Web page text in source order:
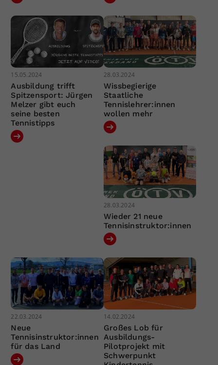
15.05.2024
Ausbildung trifft
Spitzensport: Jürgen
Melzer gibt euch
seine besten
Tennistipps
28.03.2024
Wissbegierige
Staatliche
Tennislehrer:innen
wollen mehr
28.03.2024
Wieder 21 neue
Tennisinstruktor:innen
22.03.2024
Neue
Tennisinstruktor:innen
für das Land
14.02.2024
Großes Lob für
Ausbildungs-
Pilotprojekt mit
Schwerpunkt